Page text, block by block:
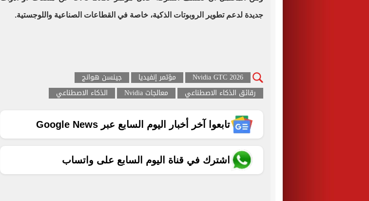
جديدة لدعم تطوير الروبوتات الذكية، خاصة في القطاعات الصناعية واللوجستية.
Nvidia GTC 2026 مؤتمر إنفيديا
جينسن هوانج
رقائق الذكاء الاصطناعي
معالجات Nvidia الذكاء الاصطناعي
تابعوا آخر أخبار اليوم السابع عبر Google News
اشترك في قناة اليوم السابع على واتساب